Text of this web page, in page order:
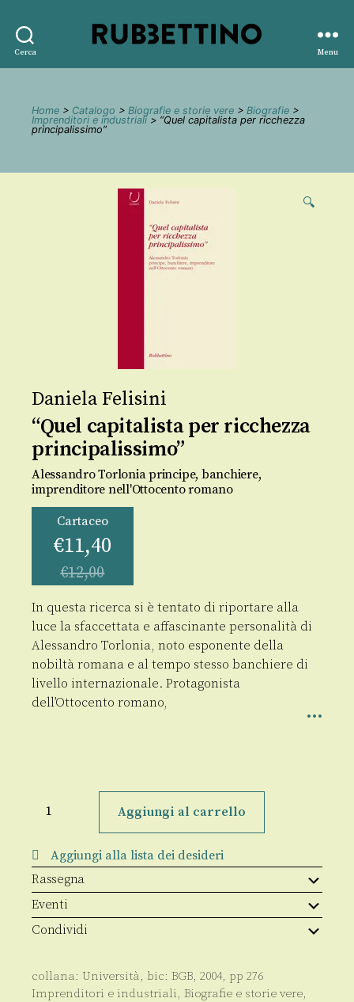
Cerca
editore
Menu
Home > Catalogo > Biografie e storie vere > Biografie >
Imprenditori e industriali > “Quel capitalista per ricchezza
principalissimo”
🔍
Daniela Felisini
“Quel capitalista per ricchezza
principalissimo”
Alessandro Torlonia principe, banchiere,
imprenditore nell'Ottocento romano
Cartaceo
€11,40
€12,00
In questa ricerca si è tentato di riportare alla
luce la sfaccettata e affascinante personalità di
Alessandro Torlonia, noto esponente della
nobiltà romana e al tempo stesso banchiere di
livello internazionale. Protagonista
dell’Ottocento romano,
capitalista
principalissimo"
quantità
Aggiungi al carrello
Aggiungi alla lista dei desideri
Rassegna
Eventi
Condividi
collana: Università, bic: BGB, 2004, pp 276
Imprenditori e industriali, Biografie e storie vere,